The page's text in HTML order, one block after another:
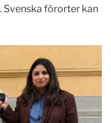
förorter kan